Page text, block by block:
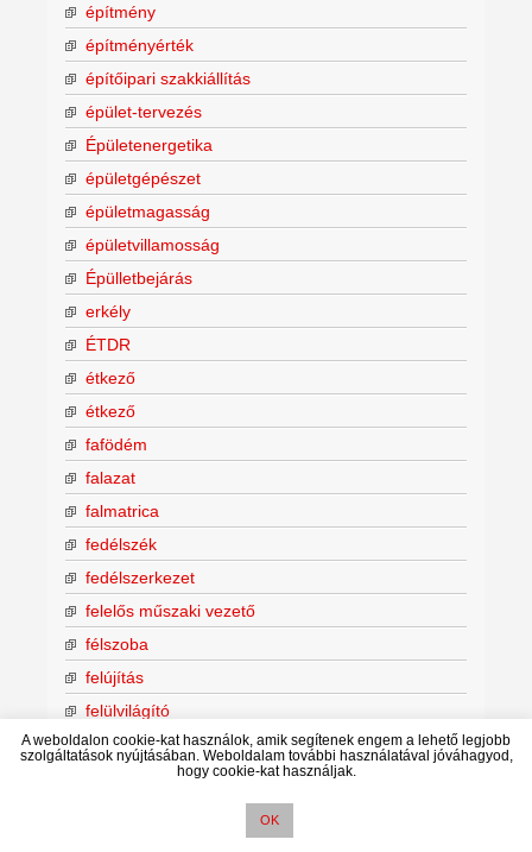
építmény
építményérték
építőipari szakkiállítás
épület-tervezés
Épületenergetika
épületgépészet
épületmagasság
épületvillamosság
Épülletbejárás
erkély
ÉTDR
étkező
étkező
fafödém
falazat
falmatrica
fedélszék
fedélszerkezet
felelős műszaki vezető
félszoba
felújítás
felülvilágító
fennmaradás
fénycsatorna
A weboldalon cookie-kat használok, amik segítenek engem a lehető legjobb
szolgáltatások nyújtásában. Weboldalam további használatával jóváhagyod,
hogy cookie-kat használjak.
OK